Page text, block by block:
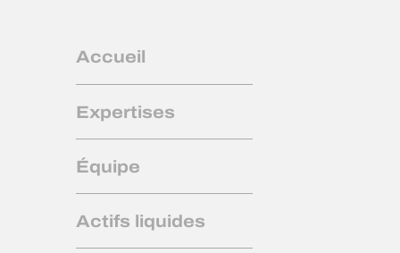
Accueil
Expertises
Équipe
Actifs liquides